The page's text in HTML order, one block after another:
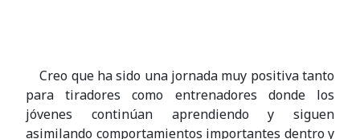
Creo que ha sido una jornada muy positiva tanto
para tiradores como entrenadores donde los
jóvenes continúan aprendiendo y siguen
asimilando comportamientos importantes dentro y